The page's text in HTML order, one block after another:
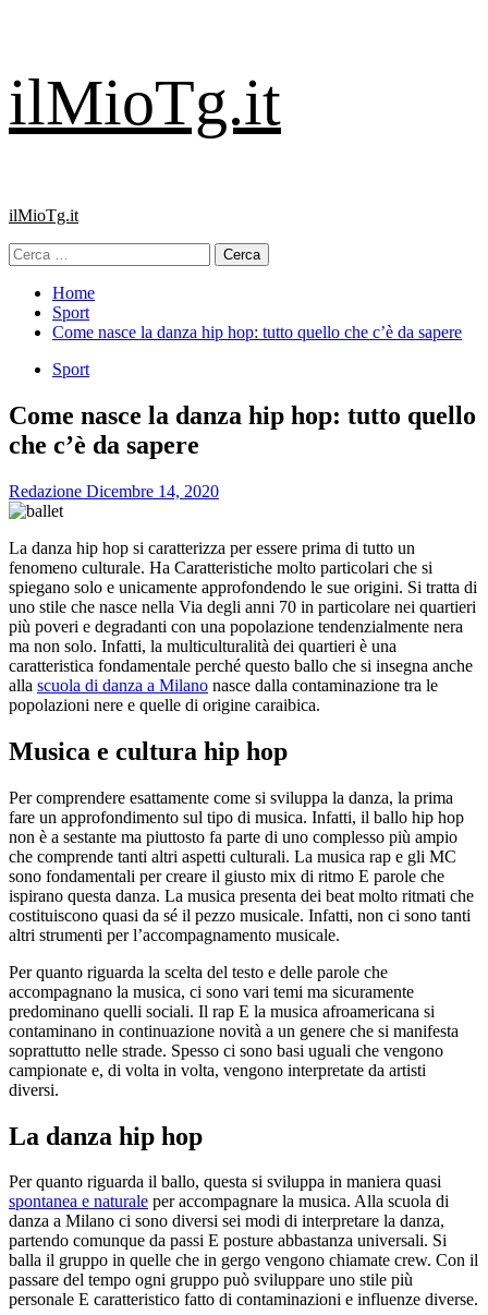
al
contenuto
ilMioTg.it
Menu
ilMioTg.it
Ricerca
per:
Home
Sport
Come nasce la danza hip hop: tutto quello che c’è da sapere
Sport
Come nasce la danza hip hop: tutto quello
che c’è da sapere
Redazione Dicembre 14, 2020
La danza hip hop si caratterizza per essere prima di tutto un
fenomeno culturale. Ha Caratteristiche molto particolari che si
spiegano solo e unicamente approfondendo le sue origini. Si tratta di
uno stile che nasce nella Via degli anni 70 in particolare nei quartieri
più poveri e degradanti con una popolazione tendenzialmente nera
ma non solo. Infatti, la multiculturalità dei quartieri è una
caratteristica fondamentale perché questo ballo che si insegna anche
alla scuola di danza a Milano nasce dalla contaminazione tra le
popolazioni nere e quelle di origine caraibica.
Musica e cultura hip hop
Per comprendere esattamente come si sviluppa la danza, la prima
fare un approfondimento sul tipo di musica. Infatti, il ballo hip hop
non è a sestante ma piuttosto fa parte di uno complesso più ampio
che comprende tanti altri aspetti culturali. La musica rap e gli MC
sono fondamentali per creare il giusto mix di ritmo E parole che
ispirano questa danza. La musica presenta dei beat molto ritmati che
costituiscono quasi da sé il pezzo musicale. Infatti, non ci sono tanti
altri strumenti per l’accompagnamento musicale.
Per quanto riguarda la scelta del testo e delle parole che
accompagnano la musica, ci sono vari temi ma sicuramente
predominano quelli sociali. Il rap E la musica afroamericana si
contaminano in continuazione novità a un genere che si manifesta
soprattutto nelle strade. Spesso ci sono basi uguali che vengono
campionate e, di volta in volta, vengono interpretate da artisti
diversi.
La danza hip hop
Per quanto riguarda il ballo, questa si sviluppa in maniera quasi
spontanea e naturale per accompagnare la musica. Alla scuola di
danza a Milano ci sono diversi sei modi di interpretare la danza,
partendo comunque da passi E posture abbastanza universali. Si
balla il gruppo in quelle che in gergo vengono chiamate crew. Con il
passare del tempo ogni gruppo può sviluppare uno stile più
personale E caratteristico fatto di contaminazioni e influenze diverse.